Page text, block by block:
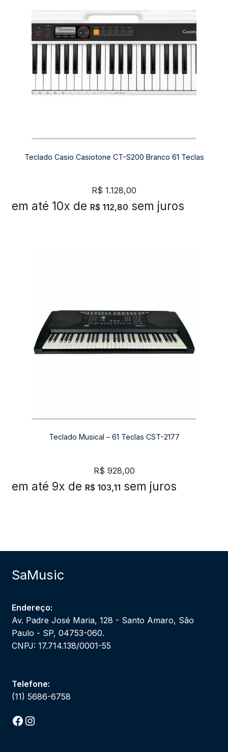
Teclado Casio Casiotone CT-S200 Branco 61 Teclas
R$ 1.128,00
em até 10x de R$ 112,80 sem juros
Teclado Musical – 61 Teclas CST-2177
R$ 928,00
em até 9x de R$ 103,11 sem juros
SaMusic
Endereço:
Av. Padre José Maria, 128 - Santo Amaro, São
Paulo - SP, 04753-060.
CNPJ: 17.714.138/0001-55
Telefone:
(11) 5686-6758
Facebook
Instagram